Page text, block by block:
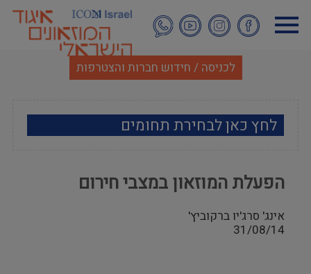
לתוכן
העיקרי
לכניסה / חידוש חברות והצטרפות
לחץ כאן לבחירת תחומים
אמנות
אתנוגרפיה
הפעלת המוזאון במצבי חירום
אינג' סרג'יו ברקוביץ'
31/08/14